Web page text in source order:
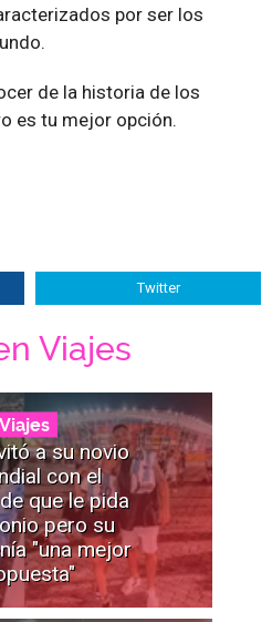
por ser los
de la historia de los
es tu mejor opción.
Twitter
Viajes
Viajes
a su novio
con el
que le pida
pero su
"una mejor